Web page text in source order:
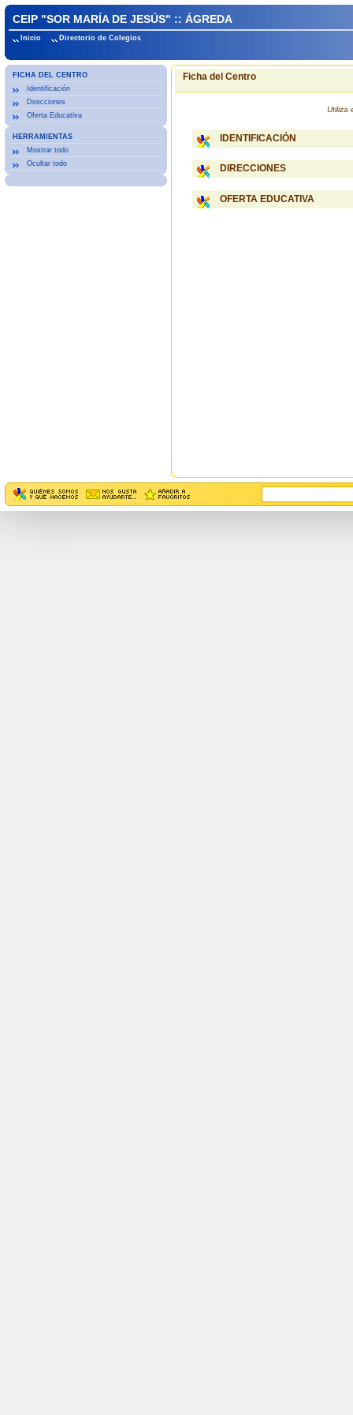
CEIP "SOR MARÍA DE JESÚS" :: ÁGREDA
Inicio Directorio de Colegios
FICHA DEL CENTRO
Identificación
Direcciones
Oferta Educativa
HERRAMIENTAS
Mostrar todo
Ocultar todo
Ficha del Centro
Utiliza
IDENTIFICACIÓN
DIRECCIONES
OFERTA EDUCATIVA